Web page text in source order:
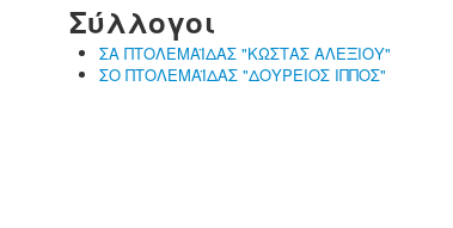
Σύλλογοι
ΣΑ ΠΤΟΛΕΜΑΪΔΑΣ "ΚΩΣΤΑΣ ΑΛΕΞΙΟΥ"
ΣΟ ΠΤΟΛΕΜΑΪΔΑΣ "ΔΟΥΡΕΙΟΣ ΙΠΠΟΣ"